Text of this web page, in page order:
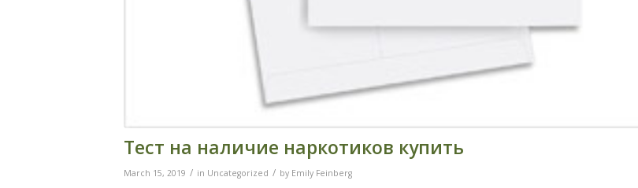
Тест на наличие наркотиков купить
March 15, 2019 / in Uncategorized / by Emily Feinberg